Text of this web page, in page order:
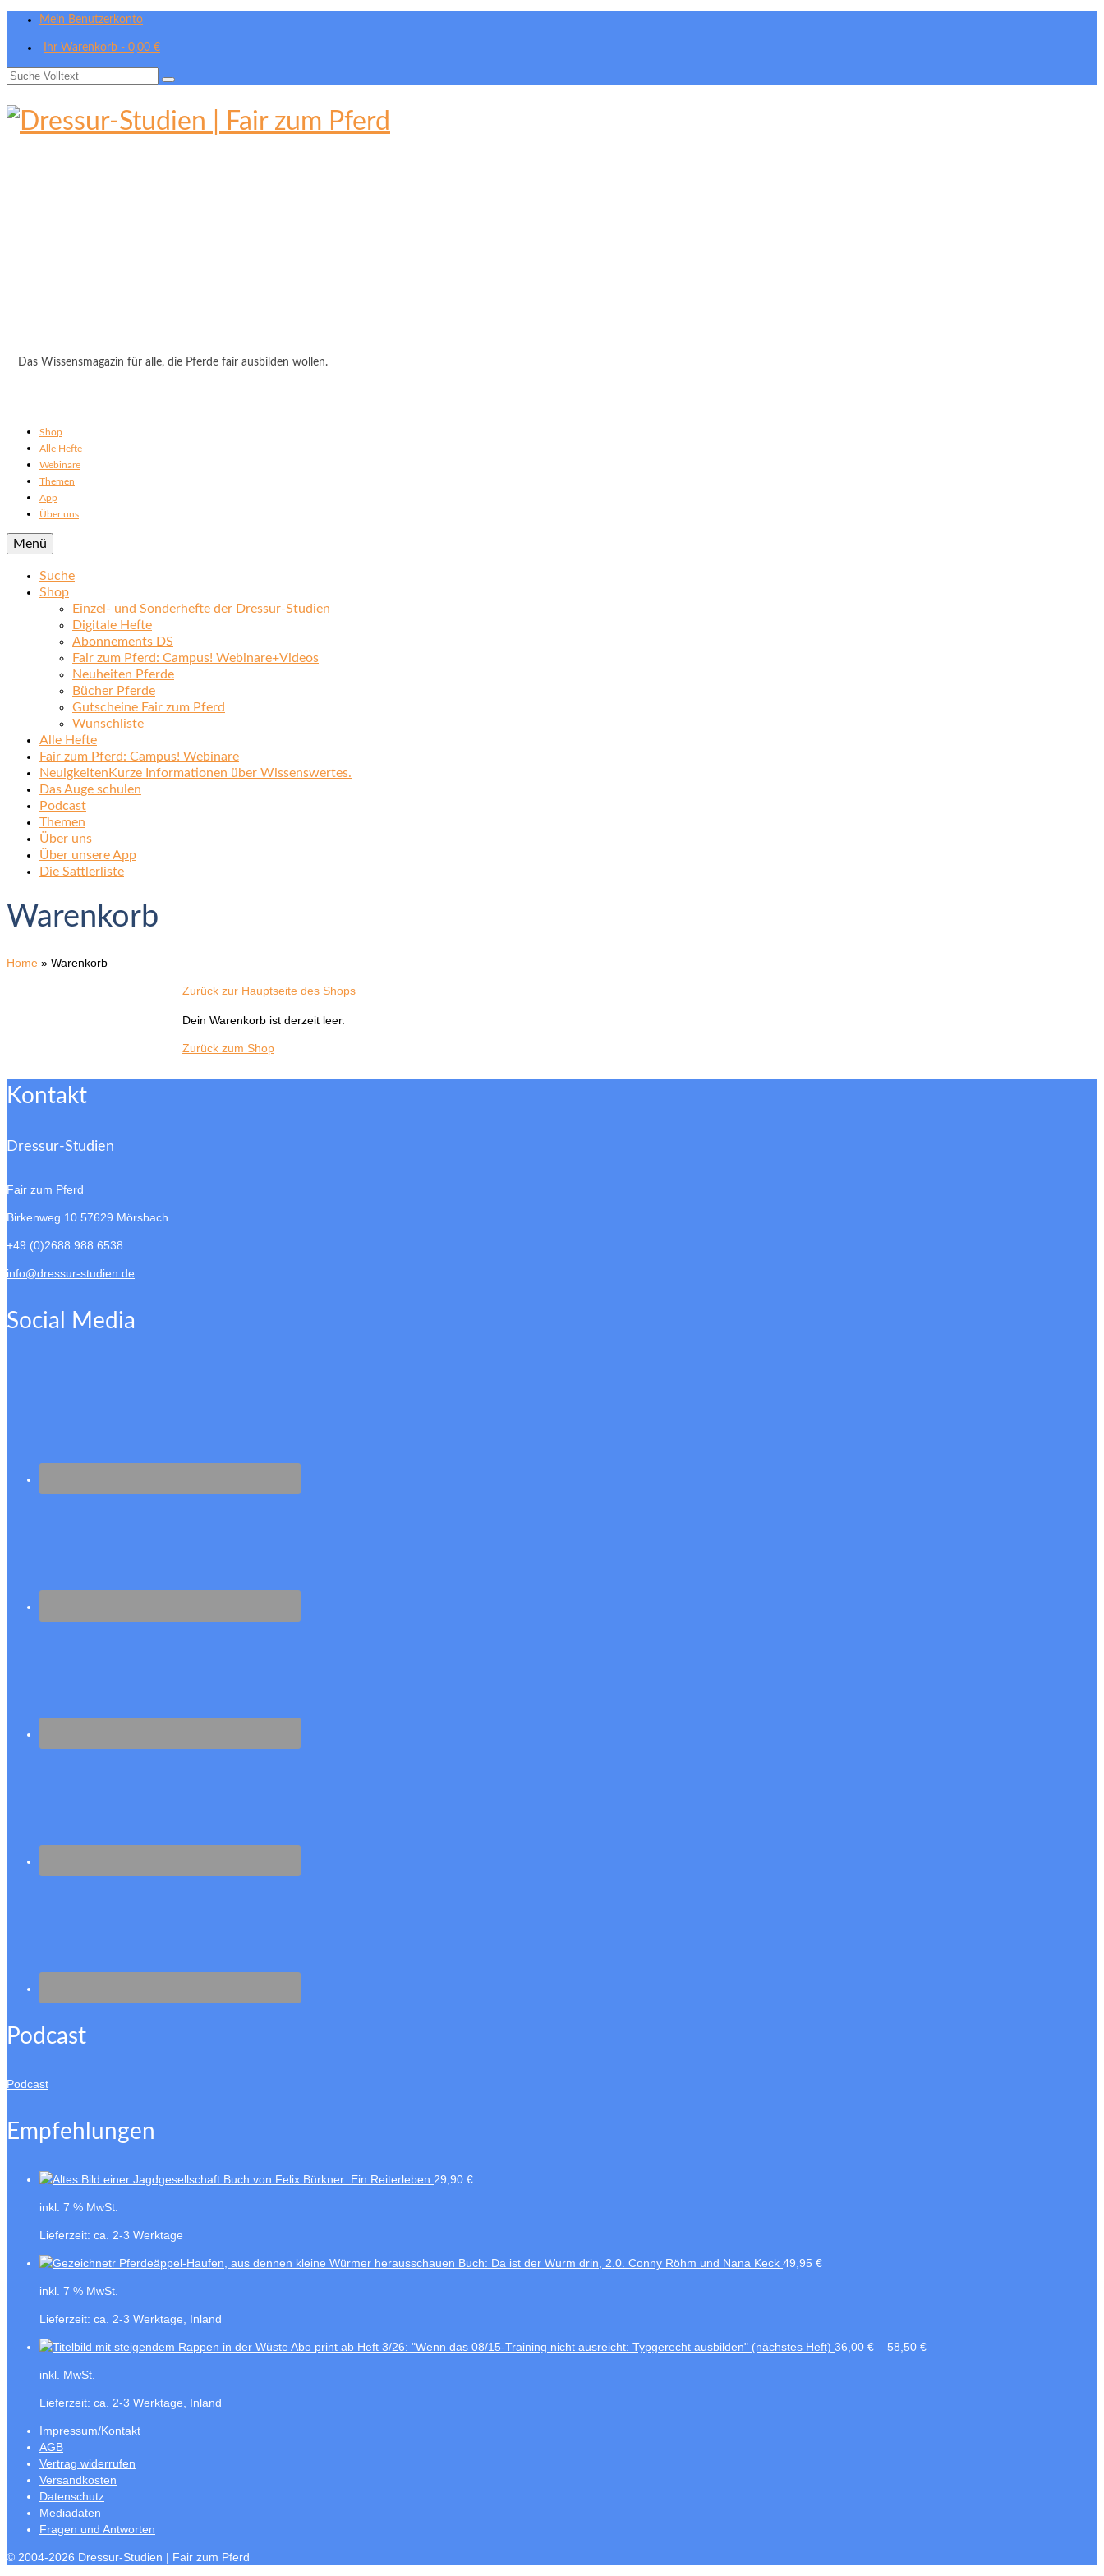
Mein Benutzerkonto
Ihr Warenkorb - 0,00 €
Suche
Das Wissensmagazin für alle, die Pferde fair ausbilden wollen.
Shop
Alle Hefte
Webinare
Themen
App
Über uns
Menü
Suche
Shop
Einzel- und Sonderhefte der Dressur-Studien
Digitale Hefte
Abonnements DS
Fair zum Pferd: Campus! Webinare+Videos
Neuheiten Pferde
Bücher Pferde
Gutscheine Fair zum Pferd
Wunschliste
Alle Hefte
Fair zum Pferd: Campus! Webinare
Neuigkeiten Kurze Informationen über Wissenswertes.
Das Auge schulen
Podcast
Themen
Über uns
Über unsere App
Die Sattlerliste
Warenkorb
Home » Warenkorb
Zurück zur Hauptseite des Shops
Dein Warenkorb ist derzeit leer.
Zurück zum Shop
Kontakt
Dressur-Studien
Fair zum Pferd
Birkenweg 10 57629 Mörsbach
+49 (0)2688 988 6538
info@dressur-studien.de
Social Media
Podcast
Podcast
Empfehlungen
Buch von Felix Bürkner: Ein Reiterleben 29,90 €
inkl. 7 % MwSt.
Lieferzeit: ca. 2-3 Werktage
Buch: Da ist der Wurm drin, 2.0. Conny Röhm und Nana Keck 49,95 €
inkl. 7 % MwSt.
Lieferzeit: ca. 2-3 Werktage, Inland
Abo print ab Heft 3/26: "Wenn das 08/15-Training nicht ausreicht: Typgerecht ausbilden" (nächstes Heft) 36,00 € – 58,50 €
inkl. MwSt.
Lieferzeit: ca. 2-3 Werktage, Inland
Impressum/Kontakt
AGB
Vertrag widerrufen
Versandkosten
Datenschutz
Mediadaten
Fragen und Antworten
© 2004-2026 Dressur-Studien | Fair zum Pferd